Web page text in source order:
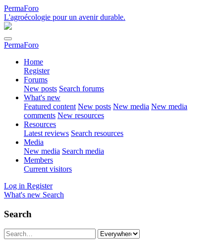
PermaForo
L'agroécologie pour un avenir durable.
PermaForo
Home
Register
Forums
New posts Search forums
What's new
Featured content New posts New media New media
comments New resources
Resources
Latest reviews Search resources
Media
New media Search media
Members
Current visitors
Log in Register
What's new Search
Search